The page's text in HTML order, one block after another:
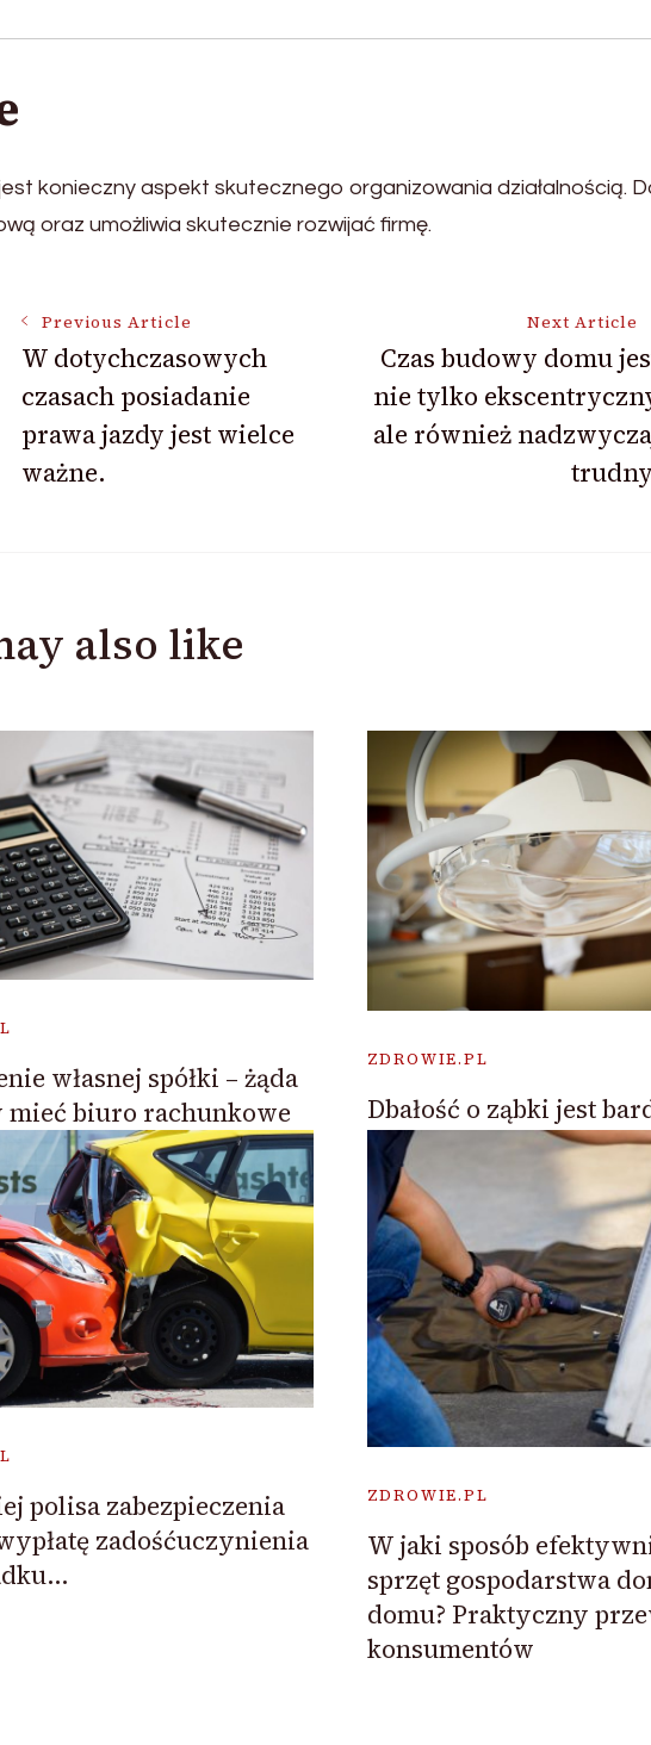
konieczny aspekt skutecznego organizowania działalnością.
oraz umożliwia skutecznie rozwijać firmę.
Previous Article
W dotychczasowych
czasach posiadanie
prawa jazdy jest wielce
ważne.
Next Article
Czas budowy domu
nie tylko
ale również
also like
własnej spółki – żąda
mieć biuro rachunkowe
ZDROWIE.PL
Dbałość o ząbki jest
polisa zabezpieczenia
zadośćuczynienia
ZDROWIE.PL
W jaki sposób
sprzęt gospodarstwa
domu? Praktyczny
konsumentów